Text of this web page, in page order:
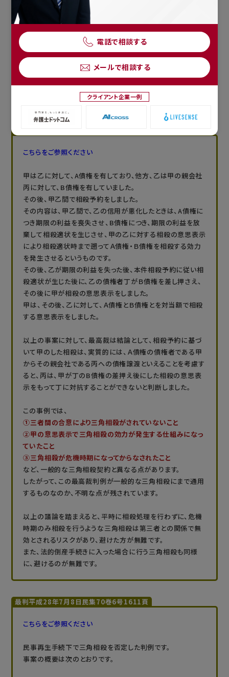
反対に、上記の三角相殺をＡに主張できる場合は、ＸはＡに先駆け
て、Ｚの債務を利用して債権を回収することができます。
その結果、Ｙの責任財産は、三角相殺がＡに主張できない場合に比
べ小さくなります。
果たして三角相殺を契約当事者以外の者に主張することができるの
でしょうか。
この点に関連した判例が２つあります。
こちらをご参照ください
甲は乙に対して、A債権を有しており、他方、乙は甲の親会社
丙に対して、B債権を有していました。
その後、甲乙間で相殺予約をしました。
その内容は、甲乙間で、乙の信用が悪化したときは、A債権に
つき期限の利益を喪失させ、B債権につき、期限の利益を放
棄して相殺適状を生じさせ、甲の乙に対する相殺の意思表示
により相殺適状時まで遡ってＡ債権・Ｂ債権を相殺する効力
を発生させるというものです。
その後、乙が期限の利益を失った後、本件相殺予約に従い相
殺適状が生じた後に、乙の債権者丁がＢ債権を差し押さえ、
その後に甲が相殺の意思表示をしました。
甲は、その後、乙に対して、Ａ債権とＢ債権とを対当額で相殺
する意思表示をしました。
以上の事案に対して、最高裁は結論として、相殺予約に基づ
いて甲のした相殺は、実質的には、Ａ債権の債権者である甲
からその親会社である丙への債権譲渡といえることを考慮す
ると、丙は、甲が丁のB債権の差押え後にした相殺の意思表
示をもって丁に対抗することができないと判断しました。
この事例では、
①三者間の合意により三角相殺がされていないこと
②甲の意思表示で三角相殺の効力が発生する仕組みになっ
ていたこと
③三角相殺が危機時期になってからなされたこと
など、一般的な三角相殺契約と異なる点があります。
したがって、この最高裁判例が一般的な三角相殺にまで通用
するものなのか、不明な点が残されています。
以上の議論を踏まえると、平時に相殺処理を行わずに、危機
時期のみ相殺を行うような三角相殺は第三者との関係で無
効とされるリスクがあり、避けた方が無難です。
また、法的倒産手続きに入った場合に行う三角相殺も同様
に、避けるのが無難です。
最判平成28年7月8日民集70巻6号1611頁
こちらをご参照ください
民事再生手続下で三角相殺を否定した判例です。
事案の概要は次のとおりです。
電話で相談する
メールで相談する
クライアント企業一例